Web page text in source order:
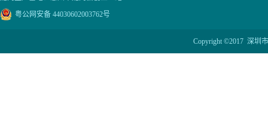
粤公网安备 44030602003762号
Copyright ©2017 深圳